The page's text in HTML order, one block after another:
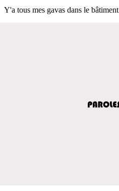
Y'a tous mes gavas dans le bâtiment